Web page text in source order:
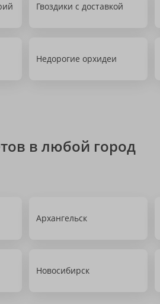
Гвоздики с доставкой
Недорогие орхидеи
в любой город
Архангельск
Новосибирск